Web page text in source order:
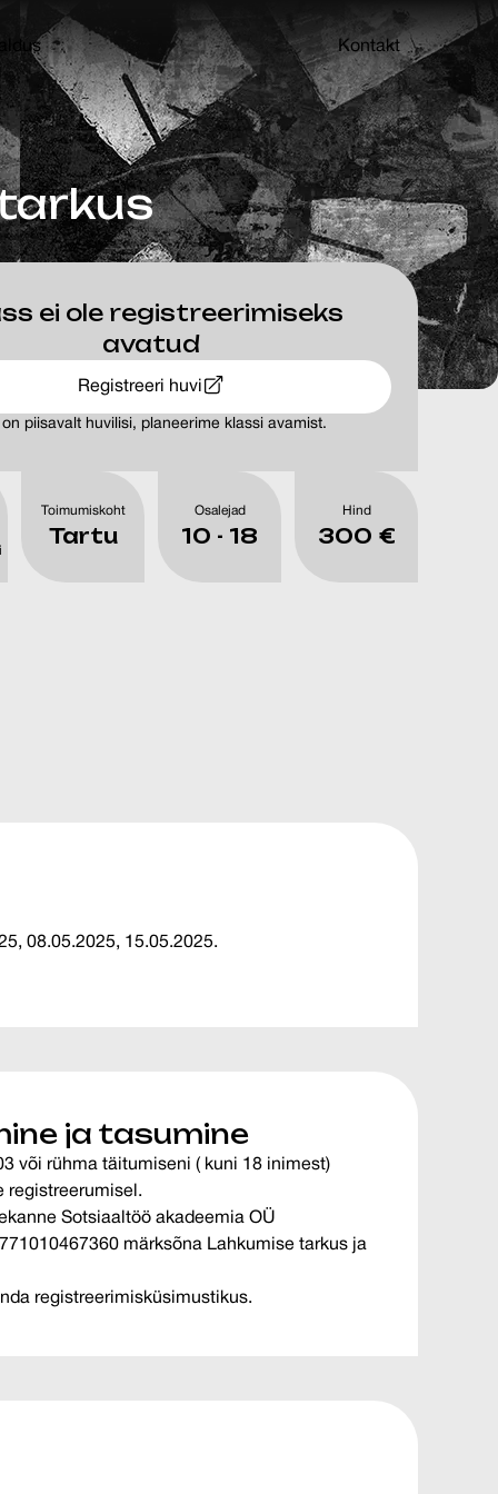
Kontakt
ei ole registreerimiseks
avatud
Registreeri huvi
on piisavalt huvilisi, planeerime klassi avamist.
Toimumiskoht
Tartu
Osalejad
10 - 18
Hind
300 €
08.05.2025, 15.05.2025.
ja tasumine
või rühma täitumiseni ( kuni 18 inimest)
registreerumisel.
Sotsiaaltöö akadeemia OÜ
märksõna Lahkumise tarkus ja
registreerimisküsimustikus.